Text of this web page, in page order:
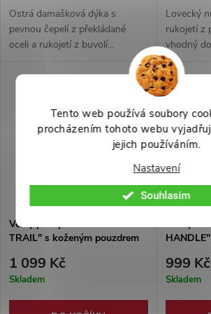
Tento web používá soubory
procházením tohoto webu
jejich používáním.
Nastavení
Souhlasím
Ostrá damašková dýka s
pevnou čepelí z překládané
oceli a rukojetí z buvolí
rohoviny vhodná pro outdoor a
bushcraft. Součástí je kožené
pouzdro pro bezpečné nošení.
Lovecký
rukojetí z
vhodný
použití.
imitace
imitace
balení -
opasek.
1 999 Kč
Velký pevný nůž "DAMASCUS
TRAIL" s koženým pouzdrem
1 099 Kč
Skladem
Pevný
999 Kč
Skladem